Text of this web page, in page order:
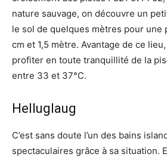
nature sauvage, on découvre un
le sol de quelques mètres pour une
cm et 1,5 mètre. Avantage de ce
profiter en toute tranquillité de la
entre 33 et 37°C.
Helluglaug
C’est sans doute l’un des bains
spectaculaires grâce à sa situation.